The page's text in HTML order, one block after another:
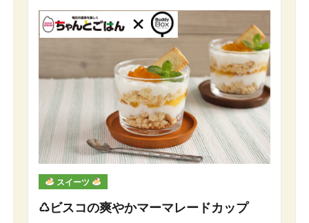
スイーツ
♺ビスコの爽やかマーマレードカップ